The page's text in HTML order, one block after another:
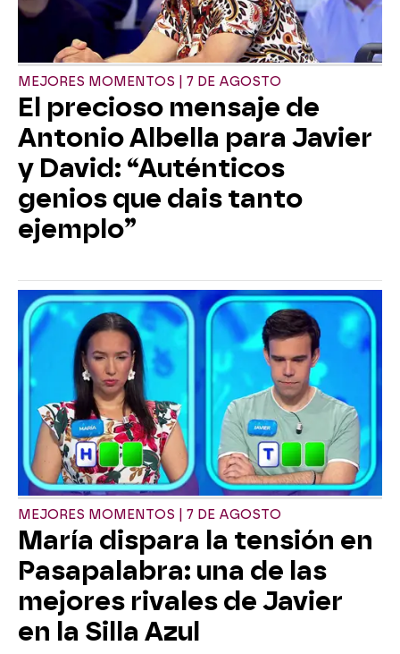
MEJORES MOMENTOS | 7 DE AGOSTO
El precioso mensaje de
Antonio Albella para Javier
y David: “Auténticos
genios que dais tanto
ejemplo”
MEJORES MOMENTOS | 7 DE AGOSTO
María dispara la tensión en
Pasapalabra: una de las
mejores rivales de Javier
en la Silla Azul